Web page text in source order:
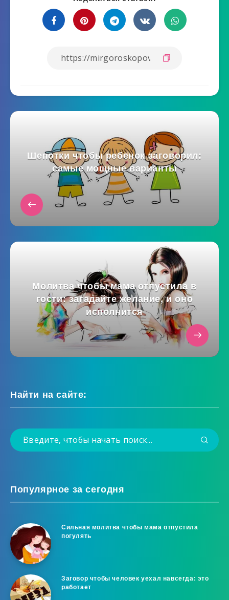
Шепотки чтобы ребенок заговорил:
самые мощные варианты
Молитва чтобы мама отпустила в
гости: загадайте желание, и оно
исполнится
Найти на сайте:
Популярное за сегодня
Сильная молитва чтобы мама отпустила
погулять
Заговор чтобы человек уехал навсегда: это
работает